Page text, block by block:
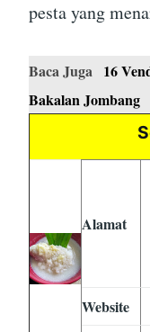
pesta yang
Baca Juga
16
Bakalan Jombang
Alamat
Website